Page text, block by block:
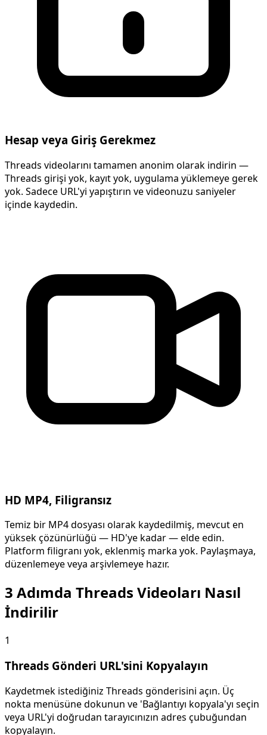
Hesap veya Giriş Gerekmez
Threads videolarını tamamen anonim olarak indirin —
Threads girişi yok, kayıt yok, uygulama yüklemeye gerek
yok. Sadece URL'yi yapıştırın ve videonuzu saniyeler
içinde kaydedin.
HD MP4, Filigransız
Temiz bir MP4 dosyası olarak kaydedilmiş, mevcut en
yüksek çözünürlüğü — HD'ye kadar — elde edin.
Platform filigranı yok, eklenmiş marka yok. Paylaşmaya,
düzenlemeye veya arşivlemeye hazır.
3 Adımda Threads Videoları Nasıl
İndirilir
1
Threads Gönderi URL'sini Kopyalayın
Kaydetmek istediğiniz Threads gönderisini açın. Üç
nokta menüsüne dokunun ve 'Bağlantıyı kopyala'yı seçin
veya URL'yi doğrudan tarayıcınızın adres çubuğundan
kopyalayın.